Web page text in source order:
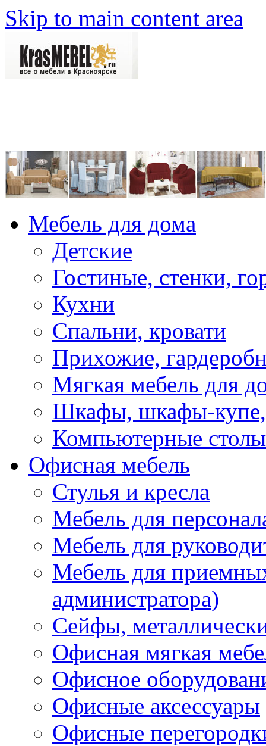
Skip to main content area
Мебель для дома
Детские
Гостиные, стенки,
Кухни
Спальни, кровати
Прихожие,
Мягкая мебель для
Шкафы, шкафы-купе,
Компьютерные столы
Офисная мебель
Стулья и кресла
Мебель для
Мебель для
Мебель для
администратора)
Сейфы,
Офисная мягкая
Офисное
Офисные аксессуары
Офисные